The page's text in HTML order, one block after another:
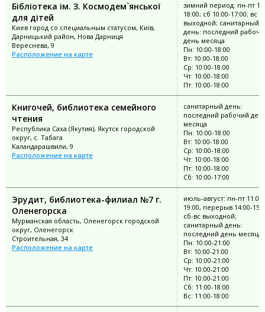
Бібліотека ім. З. Космодем`янської
для дітей
Киев город со специальным статусом, Київ,
Дарницький район, Нова Дарниця
Вереснева, 9
Расположение на карте
зимний период: пн-пт
18:00; сб 10:00-17:00; вс
выходной; санитарный
день: последний
день месяца
Пн: 10:00-18:00
Вт: 10:00-18:00
Ср: 10:00-18:00
Чт: 10:00-18:00
Пт: 10:00-18:00
Книгочей, библиотека семейного
чтения
Республика Саха (Якутия), Якутск городской
округ, с. Табага
Каландарашвили, 9
Расположение на карте
санитарный день:
последний рабочий
месяца
Пн: 10:00-18:00
Вт: 10:00-18:00
Ср: 10:00-18:00
Чт: 10:00-18:00
Пт: 10:00-18:00
Сб: 10:00-17:00
Эрудит, библиотека-филиал №7 г.
Оленегорска
Мурманская область, Оленегорск городской
округ, Оленегорск
Строительная, 34
Расположение на карте
июль-август: пн-пт 11:00-
19:00, перерыв 14:00-
сб-вс выходной;
санитарный день:
последний день месяца
Пн: 10:00-21:00
Вт: 10:00-21:00
Ср: 10:00-21:00
Чт: 10:00-21:00
Пт: 10:00-21:00
Сб: 11:00-18:00
Вс: 11:00-18:00